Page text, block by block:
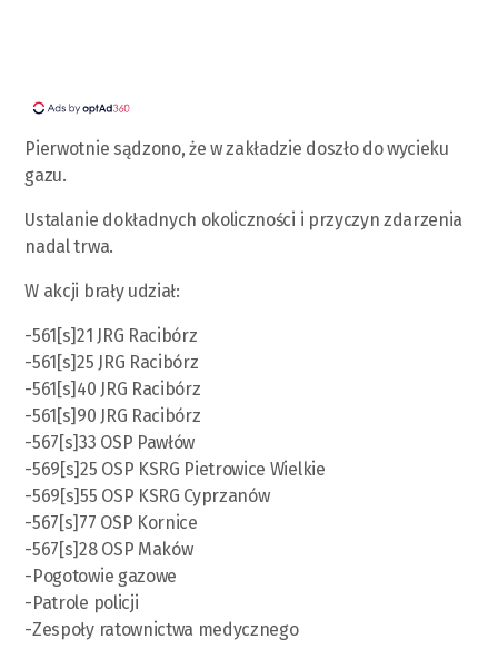
Pierwotnie sądzono, że w zakładzie doszło do wycieku
gazu.
Ustalanie dokładnych okoliczności i przyczyn zdarzenia
nadal trwa.
W akcji brały udział:
-561[s]21 JRG Racibórz
-561[s]25 JRG Racibórz
-561[s]40 JRG Racibórz
-561[s]90 JRG Racibórz
-567[s]33 OSP Pawłów
-569[s]25 OSP KSRG Pietrowice Wielkie
-569[s]55 OSP KSRG Cyprzanów
-567[s]77 OSP Kornice
-567[s]28 OSP Maków
-Pogotowie gazowe
-Patrole policji
-Zespoły ratownictwa medycznego